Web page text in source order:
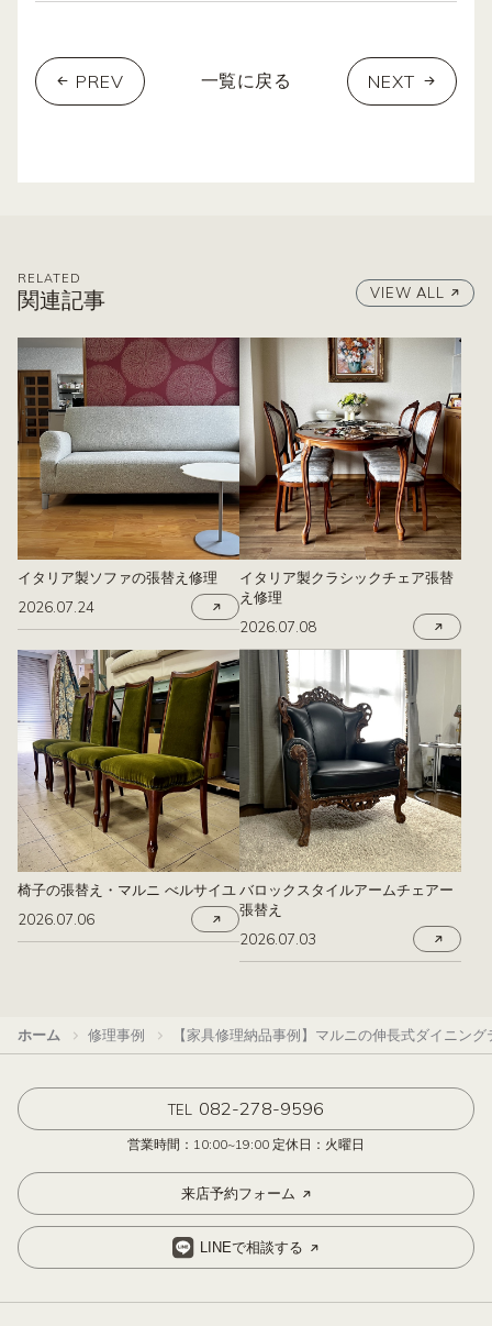
PREV 一覧に戻る NEXT
RELATED
関連記事 VIEW ALL
イタリア製ソファの張替え修理
2026.07.24
イタリア製クラシックチェア張替
え修理
2026.07.08
椅子の張替え・マルニ べルサイユ
2026.07.06
バロックスタイルアームチェアー
張替え
2026.07.03
ホーム 修理事例 【家具修理納品事例】マルニの伸長式ダイニン
TEL 082-278-9596
営業時間：10:00~19:00 定休日：火曜日
来店予約フォーム
LINEで相談する